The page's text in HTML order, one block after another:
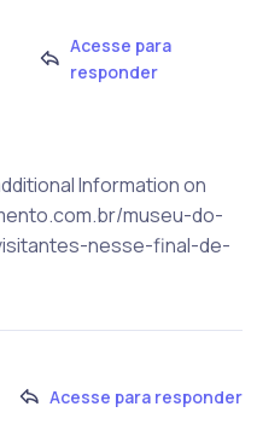
Acesse para
responder
Information on
museu-do-
nesse-final-de-
Acesse para responder